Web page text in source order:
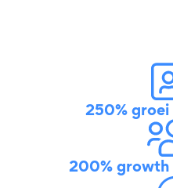
250% groei
200% growth